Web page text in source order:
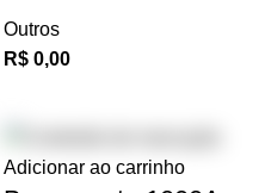
Outros
R$ 0,00
Adicionar ao carrinho